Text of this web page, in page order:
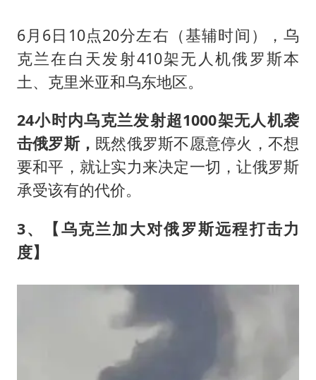
6月6日10点20分左右（基辅时间），乌
克兰在白天发射410架无人机俄罗斯本
土、克里米亚和乌东地区。
24小时内乌克兰发射超1000架无人机袭
击俄罗斯， 既然俄罗斯不愿意停火，不想
要和平，就让实力来决定一切，让俄罗斯
承受该有的代价。
3、【乌克兰加大对俄罗斯远程打击力
度】